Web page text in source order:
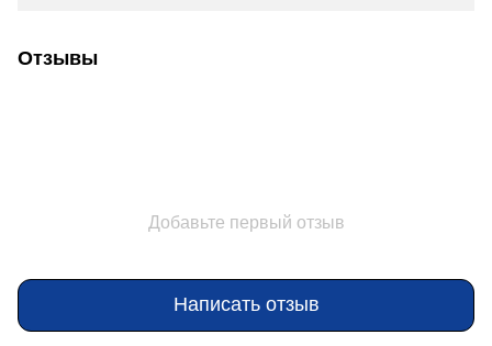
Отзывы
Добавьте первый отзыв
Написать отзыв